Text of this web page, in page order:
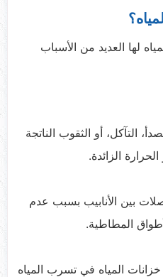
لها العديد من الأسباب
التآكل، أو الثقوب الناتجة
الزائدة.
بين الأنابيب بسبب عدم
المطاطية.
المياه في تسرب المياه